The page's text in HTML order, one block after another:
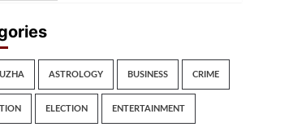
ASTROLOGY BUSINESS CRIME
ELECTION ENTERTAINMENT